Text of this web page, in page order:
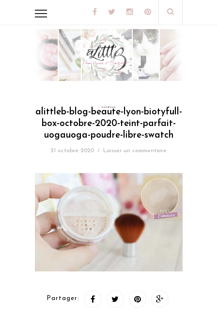
alittleb-blog-beaute-lyon-biotyfull-
box-octobre-2020-teint-parfait-
uogauoga-poudre-libre-swatch
21 octobre 2020 / Laisser un commentaire
Partager: